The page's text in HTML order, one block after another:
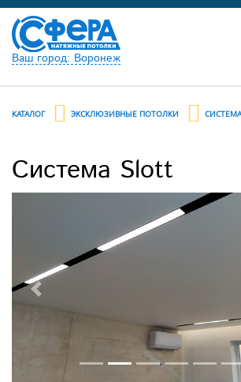
Ваш город: Воронеж
КАТАЛОГ ЭКСКЛЮЗИВНЫЕ ПОТОЛКИ СИСТЕМА
Система Slott
Previous